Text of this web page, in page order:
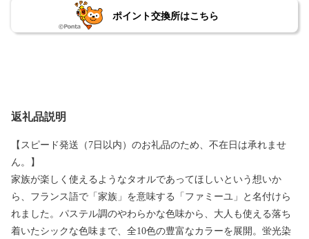
ポイント交換所はこちら
返礼品説明
【スピード発送（7日以内）のお礼品のため、不在日は承れませ
ん。】
家族が楽しく使えるようなタオルであってほしいという想いか
ら、フランス語で「家族」を意味する「ファミーユ」と名付けら
れました。パステル調のやわらかな色味から、大人も使える落ち
着いたシックな色味まで、全10色の豊富なカラーを展開。蛍光染